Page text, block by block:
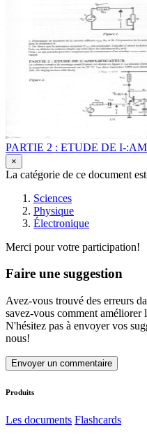
PARTIE 2 : ETUDE DE I-
×
La catégorie de ce document
Sciences
Physique
Électronique
Merci pour votre participation!
Faire une suggestion
Avez-vous trouvé des erreurs
savez-vous comment
N'hésitez pas à envoyer vos
nous!
Envoyer un commentaire
Produits
Les documents Flashcards